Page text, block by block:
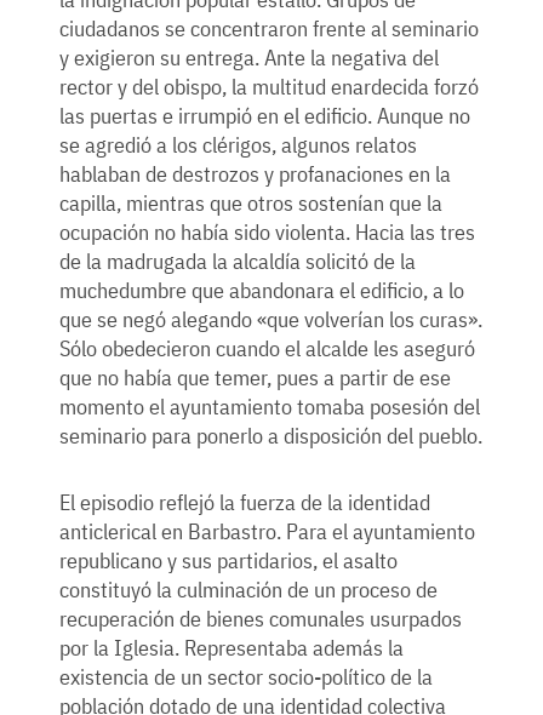
ciudadanos se concentraron frente al seminario
y exigieron su entrega. Ante la negativa del
rector y del obispo, la multitud enardecida forzó
las puertas e irrumpió en el edificio. Aunque no
se agredió a los clérigos, algunos relatos
hablaban de destrozos y profanaciones en la
capilla, mientras que otros sostenían que la
ocupación no había sido violenta. Hacia las tres
de la madrugada la alcaldía solicitó de la
muchedumbre que abandonara el edificio, a lo
que se negó alegando «que volverían los curas».
Sólo obedecieron cuando el alcalde les aseguró
que no había que temer, pues a partir de ese
momento el ayuntamiento tomaba posesión del
seminario para ponerlo a disposición del pueblo.
El episodio reflejó la fuerza de la identidad
anticlerical en Barbastro. Para el ayuntamiento
republicano y sus partidarios, el asalto
constituyó la culminación de un proceso de
recuperación de bienes comunales usurpados
por la Iglesia. Representaba además la
existencia de un sector socio-político de la
población dotado de una identidad colectiva